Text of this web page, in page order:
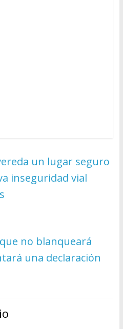
un lugar seguro
inseguridad vial
no blanqueará
una declaración